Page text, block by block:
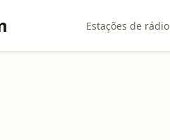
Estações de rádio